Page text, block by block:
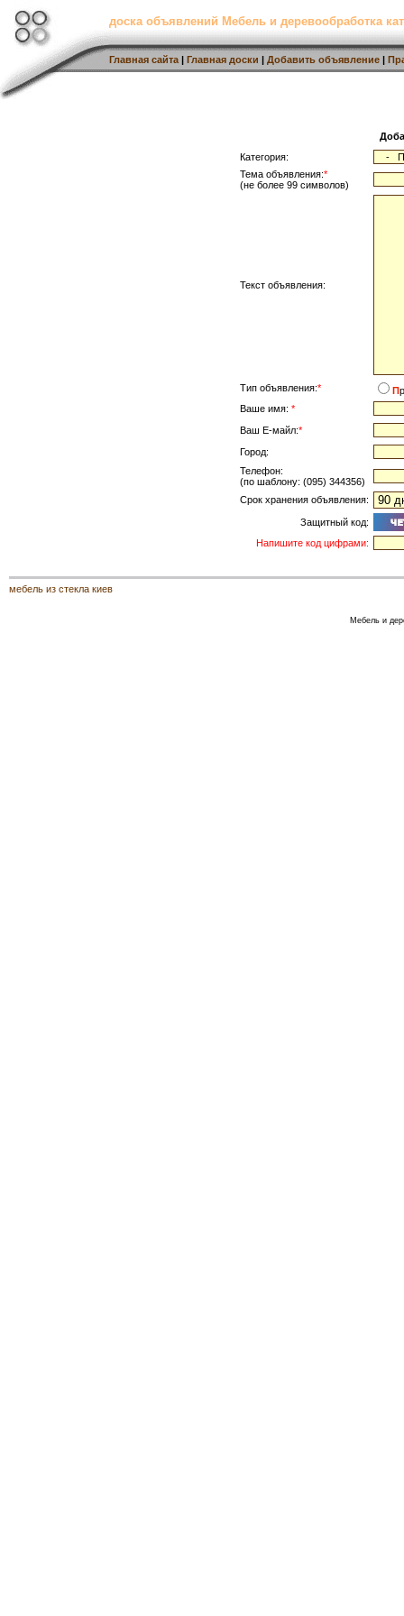
доска объявлений Мебель и деревообработка
Главная сайта | Главная доски | Добавить объявление |
Категория:
Тема объявления:*
(не более 99 символов)
Текст объявления:
Тип объявления:* П
Ваше имя: *
Ваш Е-майл:*
Город:
Телефон:
(по шаблону: (095) 344356)
Срок хранения объявления:
Защитный код:
Напишите код цифрами:
мебель из стекла киев
Мебель и